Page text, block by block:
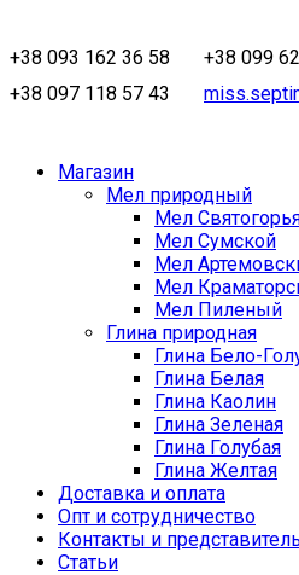
+38 093 162 36 58 +38 099
+38 097 118 57 43
Магазин
Мел природный
Мел
Мел Сумской
Мел
Мел
Мел Пиленый
Глина природная
Глина Бело-
Глина Белая
Глина Каолин
Глина Зеленая
Глина Голубая
Глина Желтая
Доставка и оплата
Опт и сотрудничество
Контакты и
Статьи